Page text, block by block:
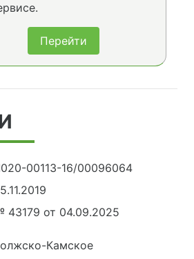
Перейти
00113-16/00096064
43179 от 04.09.2025
Камское